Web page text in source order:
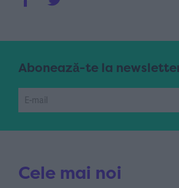
Abonează-te la
Cele mai noi